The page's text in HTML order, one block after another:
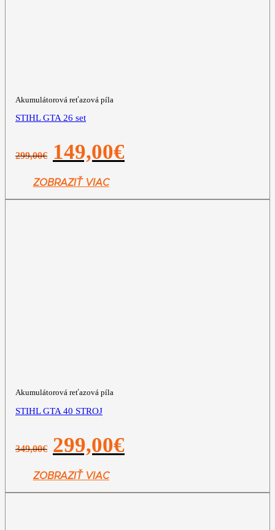
Akumulátorová reťazová píla
STIHL GTA 26 set
299,00€
Pôvodná
cena
299,00€.
149,00€
ZOBRAZIŤ VIAC
Akumulátorová reťazová píla
STIHL GTA 40 STROJ
349,00€
Pôvodná
cena
349,00€.
299,00€
ZOBRAZIŤ VIAC